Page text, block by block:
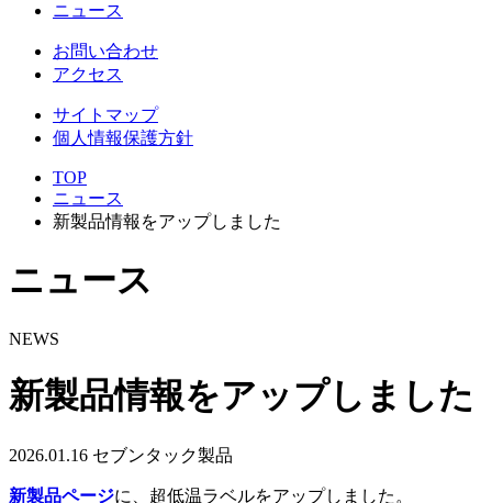
ニュース
お問い合わせ
アクセス
サイトマップ
個人情報保護方針
TOP
ニュース
新製品情報をアップしました
ニュース
NEWS
新製品情報をアップしました
2026.01.16 セブンタック製品
新製品ページに、超低温ラベルをアップしました。